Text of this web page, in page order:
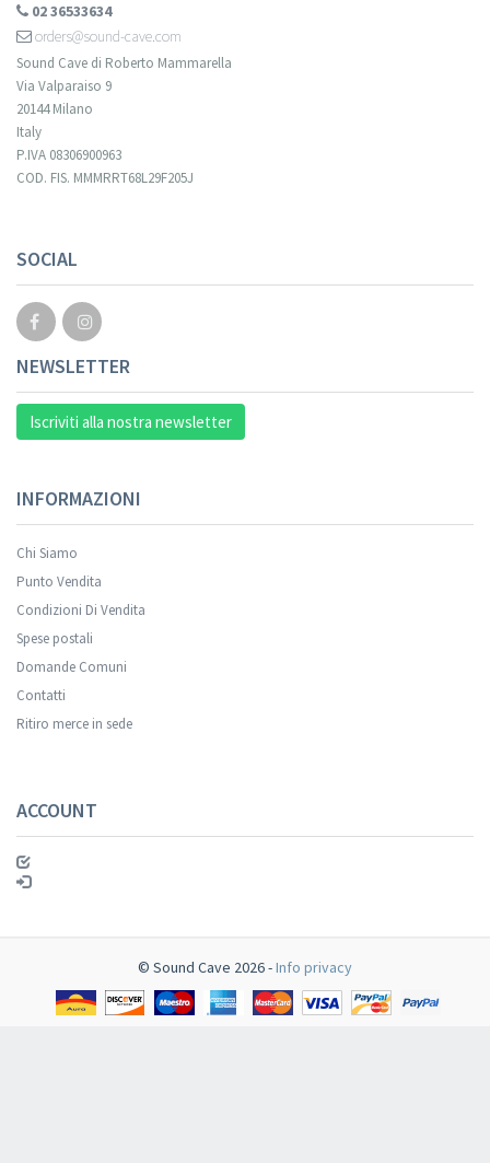
02 36533634
orders@sound-cave.com
Sound Cave di Roberto Mammarella
Via Valparaiso 9
20144 Milano
Italy
P.IVA 08306900963
COD. FIS. MMMRRT68L29F205J
SOCIAL
NEWSLETTER
Iscriviti alla nostra newsletter
INFORMAZIONI
Chi Siamo
Punto Vendita
Condizioni Di Vendita
Spese postali
Domande Comuni
Contatti
Ritiro merce in sede
ACCOUNT
© Sound Cave 2026 -Info privacy